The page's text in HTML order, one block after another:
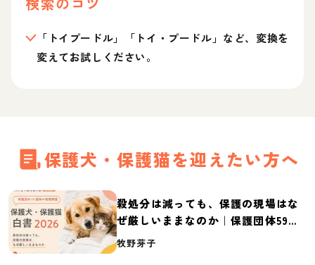
「トイプードル」「トイ・プードル」など、変換を
変えてお試しください。
保護犬・保護猫を迎えたい方へ
殺処分は減っても、保護の現場はな
ぜ厳しいままなのか｜保護団体59団
体の実態調査【保護犬・保護猫白書
牧野芽子